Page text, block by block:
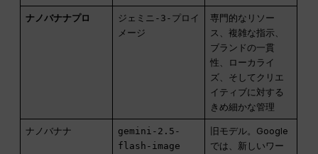
ナノバナナプロ
ジェミニ-3-プロイ
メージ
専門的なリソー
ス、複雑な指示、
ブランドの一貫
性、ローカライ
ズ、そしてクリエ
イティブに対する
きめ細かな管理
ナノバナナ
gemini-2.5-
flash-image
旧モデル。Google
では、新しいワー